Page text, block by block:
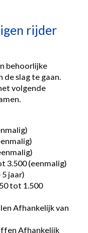
rijder
behoorlijke
de slag te gaan.
volgende
3.500 (eenmalig)
jaar)
tot 1.500
Afhankelijk van
Afhankelijk